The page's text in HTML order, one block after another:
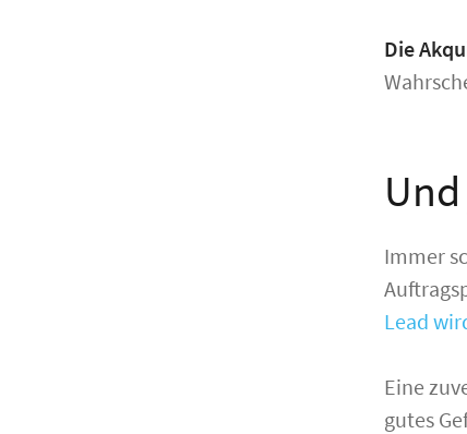
Die
Immer
Lead
Eine
gutes